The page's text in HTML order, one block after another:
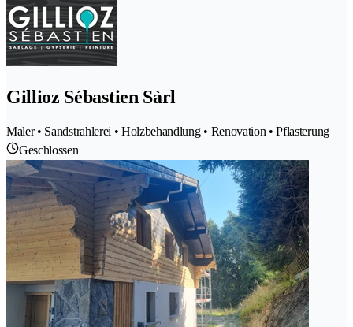
Gillioz Sébastien Sàrl
Maler • Sandstrahlerei • Holzbehandlung • Renovation • Pflasterung
Geschlossen